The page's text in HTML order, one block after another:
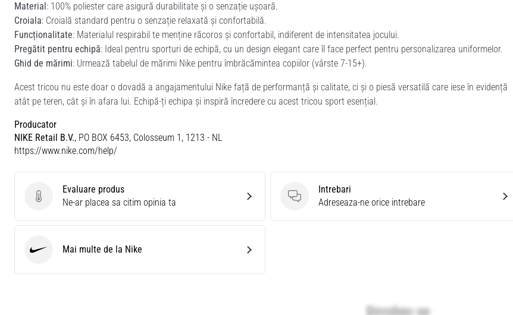
Material: 100% poliester care asigură durabilitate și o senzație ușoară.
Croiala: Croială standard pentru o senzație relaxată și confortabilă.
Funcționalitate: Materialul respirabil te menține răcoros și confortabil, indiferent de intensitatea jocului.
Pregătit pentru echipă: Ideal pentru sporturi de echipă, cu un design elegant care îl face perfect pentru personalizarea uniformelor.
Ghid de mărimi: Urmează tabelul de mărimi Nike pentru îmbrăcămintea copiilor (vârste 7-15+).
Acest tricou nu este doar o dovadă a angajamentului Nike față de performanță și calitate, ci și o piesă versatilă care iese în evidență
atât pe teren, cât și în afara lui. Echipă-ți echipa și inspiră încredere cu acest tricou sport esențial.
Producator
NIKE Retail B.V., PO BOX 6453, Colosseum 1, 1213 - NL
https://www.nike.com/help/
Evaluare produs
Evaluare produs
Ne-ar placea sa citim opinia ta
Intrebari
Intrebari
Adreseaza-ne orice intrebare
Mai multe de la Nike